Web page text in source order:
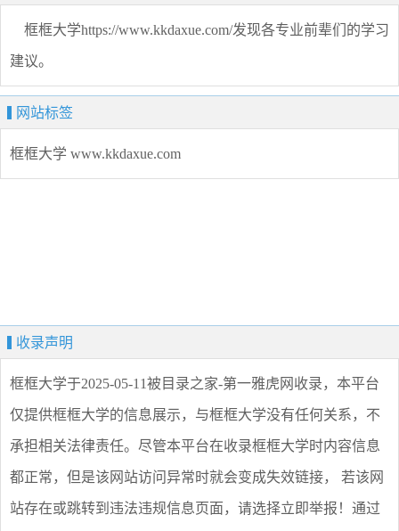
框框大学https://www.kkdaxue.com/发现各专业前辈们的学习
建议。
网站标签
框框大学 www.kkdaxue.com
收录声明
框框大学于2025-05-11被目录之家-第一雅虎网收录，本平台
仅提供框框大学的信息展示，与框框大学没有任何关系，不
承担相关法律责任。尽管本平台在收录框框大学时内容信息
都正常，但是该网站访问异常时就会变成失效链接， 若该网
站存在或跳转到违法违规信息页面，请选择立即举报 ！通过